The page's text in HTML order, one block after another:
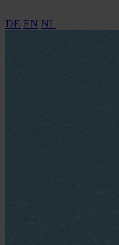
DE EN NL